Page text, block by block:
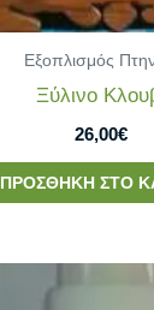
Εξοπλισμός
Ξύλινο
26,00€
ΠΡΟΣΘΉΚΗ ΣΤΟ